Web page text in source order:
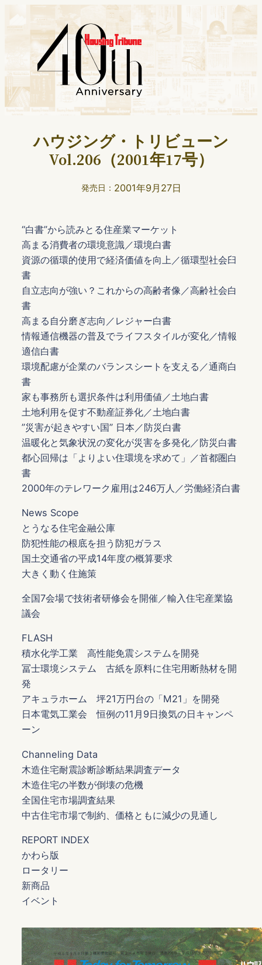
ハウジング・トリビューン
Vol.206（2001年17号）
発売日： 2001年9月27日
“白書”から読みとる住産業マーケット
高まる消費者の環境意識／環境白書
資源の循環的使用で経済価値を向上／循環型社会臼
書
自立志向が強い？これからの高齢者像／高齢社会白
書
高まる自分磨ぎ志向／レジャー白書
情報通信機器の普及でライフスタイルが変化／情報
適信白書
環境配慮が企業のバランスシートを支える／通商白
書
家も事務所も選択条件は利用価値／土地白書
土地利用を促す不動産証券化／土地白書
”災害が起きやすい国” 日本／防災白書
温暖化と気象状況の変化が災害を多発化／防災白書
都心回帰は「よりよい住環境を求めて」／首都圏白
書
2000年のテレワーク雇用は246万人／労働経済白書
News Scope
とうなる住宅金融公庫
防犯性能の根底を担う防犯ガラス
国土交通省の平成14年度の概算要求
大きく動く住施策
全国7会場で技術者研修会を開催／輸入住宅産業協
議会
FLASH
積水化学工業 高性能免震システムを開発
冨士環境システム 古紙を原料に住宅用断熱材を開
発
アキュラホーム 坪21万円台の「M21」を開発
日本電気工業会 恒例の11月9日換気の日キャンペ
ーン
Channeling Data
木造住宅耐震診断診断結果調査データ
木造住宅の半数が倒壊の危機
全国住宅市場調査結果
中古住宅市場で制約、価格ともに減少の見通し
REPORT INDEX
かわら版
ロータリー
新商品
イベント